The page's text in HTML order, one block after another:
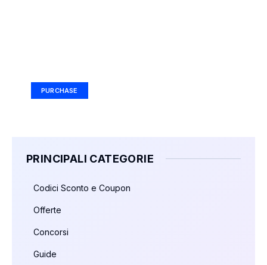
PURCHASE
PRINCIPALI CATEGORIE
Codici Sconto e Coupon
Offerte
Concorsi
Guide